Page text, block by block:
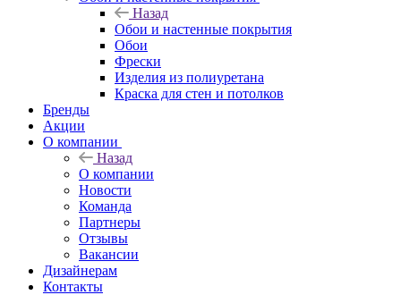
Назад
Обои и настенные покрытия
Обои
Фрески
Изделия из полиуретана
Краска для стен и потолков
Бренды
Акции
О компании
Назад
О компании
Новости
Команда
Партнеры
Отзывы
Вакансии
Дизайнерам
Контакты